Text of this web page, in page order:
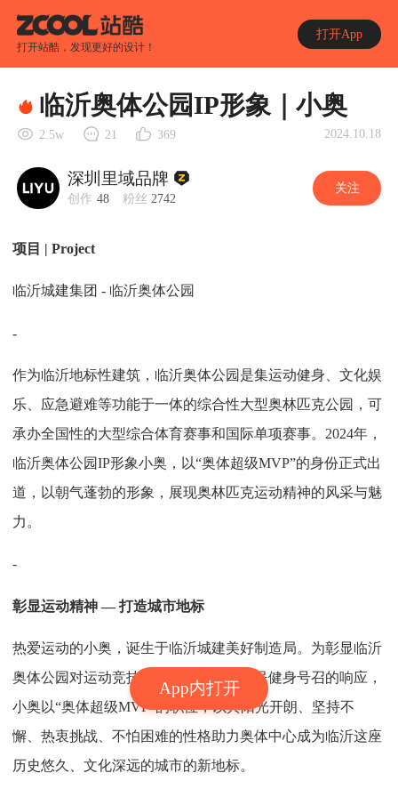
打开站酷，发现更好的设计！
打开App
App内打开
临沂奥体公园IP形象｜小奥
2.5w 21 369 2024.10.18
深圳里域品牌
创作 48 粉丝 2742
关注
项目 | Project
临沂城建集团 - 临沂奥体公园
-
作为临沂地标性建筑，临沂奥体公园是集运动健身、文化娱
乐、应急避难等功能于一体的综合性大型奥林匹克公园，可
承办全国性的大型综合体育赛事和国际单项赛事。2024年，
临沂奥体公园IP形象小奥，以“奥体超级MVP”的身份正式出
道，以朝气蓬勃的形象，展现奥林匹克运动精神的风采与魅
力。
-
彰显运动精神 — 打造城市地标
热爱运动的小奥，诞生于临沂城建美好制造局。为彰显临沂
奥体公园对运动竞技精神的推崇，与全民健身号召的响应，
小奥以“奥体超级MVP”的职位，以其阳光开朗、坚持不
懈、热衷挑战、不怕困难的性格助力奥体中心成为临沂这座
历史悠久、文化深远的城市的新地标。